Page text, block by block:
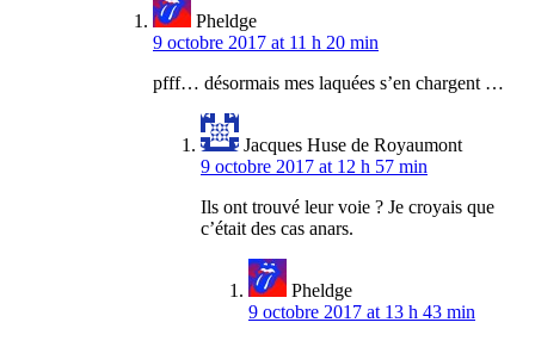
Pheldge
9 octobre 2017 at 11 h 20 min
pfff… désormais mes laquées s’en chargent …
Jacques Huse de Royaumont
9 octobre 2017 at 12 h 57 min
Ils ont trouvé leur voie ? Je croyais que
c’était des cas anars.
Pheldge
9 octobre 2017 at 13 h 43 min